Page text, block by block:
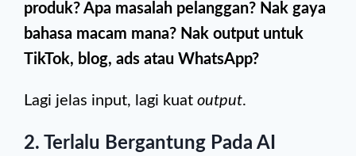
produk? Apa masalah pelanggan? Nak gaya
bahasa macam mana? Nak output untuk
TikTok, blog, ads atau WhatsApp?
Lagi jelas input, lagi kuat output.
2. Terlalu Bergantung Pada AI